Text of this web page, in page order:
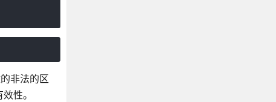
非法的区
性。